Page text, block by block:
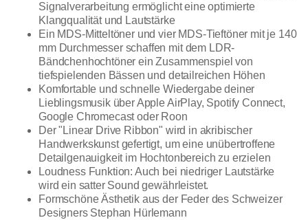
Signalverarbeitung ermöglicht eine optimierte
Klangqualität und Lautstärke
Ein MDS-Mitteltöner und vier MDS-Tieftöner mit je 140
mm Durchmesser schaffen mit dem LDR-
Bändchenhochtöner ein Zusammenspiel von
tiefspielenden Bässen und detailreichen Höhen
Komfortable und schnelle Wiedergabe deiner
Lieblingsmusik über Apple AirPlay, Spotify Connect,
Google Chromecast oder Roon
Der "Linear Drive Ribbon" wird in akribischer
Handwerkskunst gefertigt, um eine unübertroffene
Detailgenauigkeit im Hochtonbereich zu erzielen
Loudness Funktion: Auch bei niedriger Lautstärke
wird ein satter Sound gewährleistet.
Formschöne Ästhetik aus der Feder des Schweizer
Designers Stephan Hürlemann